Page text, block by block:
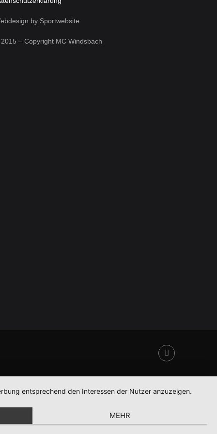
by Sportwebsite
– Copyright MC Windsbach
entsprechend den Interessen der Nutzer anzuzeigen.
MEHR